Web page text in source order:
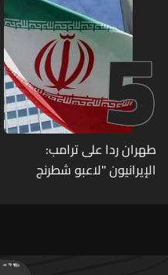
5
طهران ردا على ترامب:
الإيرانيون "لاعبو شطرنج